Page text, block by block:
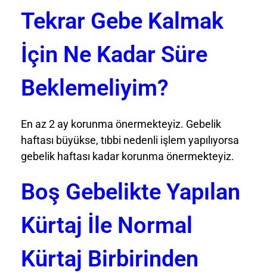
Tekrar Gebe Kalmak
İçin Ne Kadar Süre
Beklemeliyim?
En az 2 ay korunma önermekteyiz. Gebelik
haftası büyükse, tıbbi nedenli işlem yapılıyorsa
gebelik haftası kadar korunma önermekteyiz.
Boş Gebelikte Yapılan
Kürtaj İle Normal
Kürtaj Birbirinden